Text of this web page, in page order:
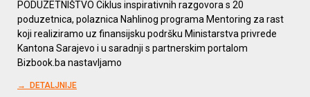
PODUZETNIŠTVO Ciklus inspirativnih razgovora s 20
poduzetnica, polaznica Nahlinog programa Mentoring za rast
koji realiziramo uz finansijsku podršku Ministarstva privrede
Kantona Sarajevo i u saradnji s partnerskim portalom
Bizbook.ba nastavljamo
→ DETALJNIJE